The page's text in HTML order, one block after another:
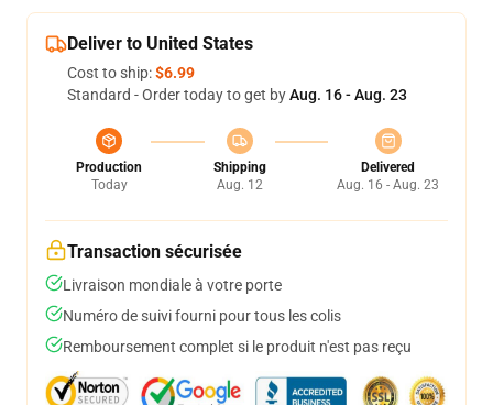
Deliver to United States
Cost to ship:$6.99
Standard - Order today to get byAug. 16 - Aug. 23
Production
Today
Shipping
Aug. 12
Delivered
Aug. 16 - Aug. 23
Transaction sécurisée
Livraison mondiale à votre porte
Numéro de suivi fourni pour tous les colis
Remboursement complet si le produit n'est pas reçu